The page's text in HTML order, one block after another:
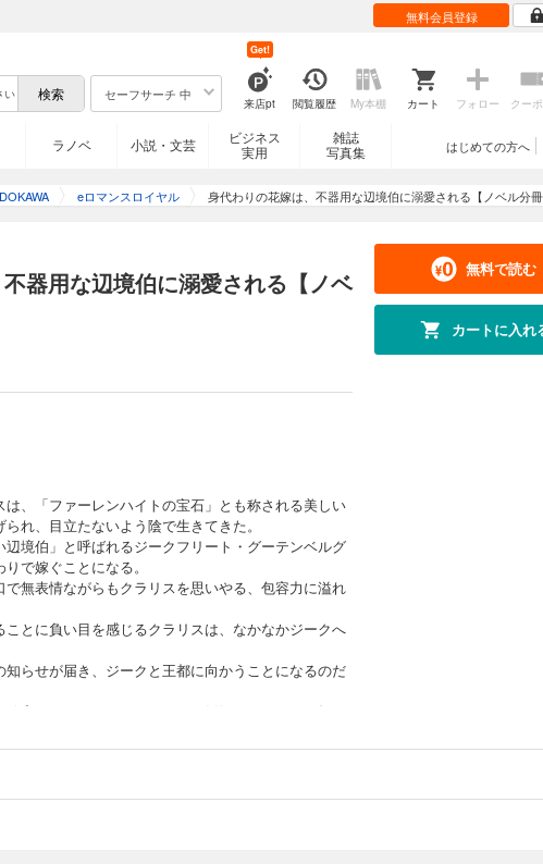
無料会員登録
セーフサーチ 中
来店pt
Get!
閲覧履歴 My本棚 カート フォロー クー
ラノベ 小説・文芸
ビジネス
実用
雑誌
写真集
はじめての方へ
eロマンスロイヤル 身代わりの花嫁は、不器用な辺境伯に溺愛される【ノベル分冊
器用な辺境伯に溺愛される【ノベ
、「ファーレンハイトの宝石」とも称される美しい
れ、目立たないよう陰で生きてきた。
境伯」と呼ばれるジークフリート・グーテンベルグ
で嫁ぐことになる。
無表情ながらもクラリスを思いやる、包容力に溢れ
とに負い目を感じるクラリスは、なかなかジークへ
らせが届き、ジークと王都に向かうことになるのだ
密があり、さらに、ジークと婚姻のいきさつも知っ
と幸せになる王道ラブファンタジー！ 分冊版第1
で、本編内容は同一のものとなります。重複購入に
無料で読む
カートに入れ